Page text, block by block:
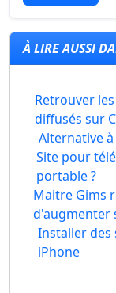
À LIRE AUSSI
Retrouver
diffusés sur
Alternative
Site pour
portable ?
Maitre Gims
d'augmenter
Installer des
iPhone